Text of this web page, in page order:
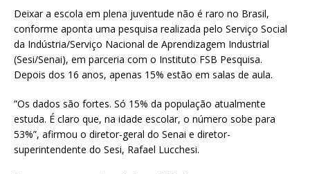
Deixar a escola em plena juventude não é raro no Brasil,
conforme aponta uma pesquisa realizada pelo Serviço Social
da Indústria/Serviço Nacional de Aprendizagem Industrial
(Sesi/Senai), em parceria com o Instituto FSB Pesquisa.
Depois dos 16 anos, apenas 15% estão em salas de aula.
”Os dados são fortes. Só 15% da população atualmente
estuda. É claro que, na idade escolar, o número sobe para
53%”, afirmou o diretor-geral do Senai e diretor-
superintendente do Sesi, Rafael Lucchesi.